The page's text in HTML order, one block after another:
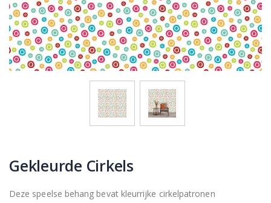
Gekleurde Cirkels
Deze speelse behang bevat kleurrijke cirkelpatronen